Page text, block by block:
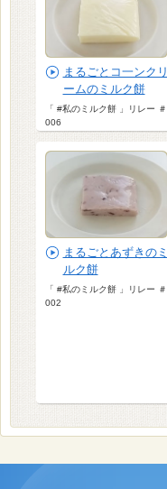
まるごとコ一ンクリ
ームのミルク餅
「 #私のミルク餅 」リレー ＃
006
まるごとあずきのミ
ルク餅
「 #私のミルク餅 」リレー ＃
002